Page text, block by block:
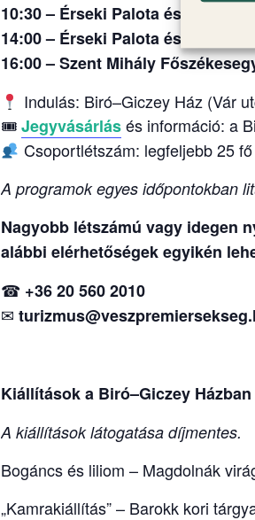
10:30 – Érseki Palota és Gizella-
14:00 – Érseki Palota és Gizella-
16:00 – Szent Mihály
Indulás: Biró–Giczey Ház (Vár
🎟Jegyvásárlásés információ: a
Csoportlétszám: legfeljebb 25 fő
A programok egyes időpontokban
Nagyobb létszámú vagy idegen
alábbi elérhetőségek egyikén
☎ +36 20 560 2010
✉
Kiállítások a Biró–Giczey Házban
A kiállítások látogatása díjmentes.
Bogáncs és liliom – Magdolnák
„Kamrakiállítás” – Barokk kori